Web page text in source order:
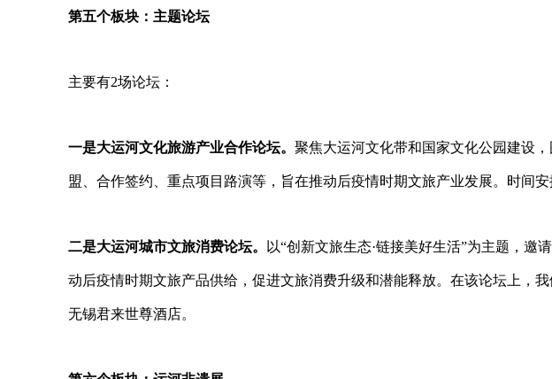
第五个板块：主题论坛
主要有2场论坛：
一是大运河文化旅游产业合作论坛。 聚焦大运河文化带和国家文化公园建设
盟、合作签约、重点项目路演等，旨在推动后疫情时期文旅产业发展。时间安
二是大运河城市文旅消费论坛。 以“创新文旅生态·链接美好生活”为主题，邀请
动后疫情时期文旅产品供给，促进文旅消费升级和潜能释放。在该论坛上，
无锡君来世尊酒店。